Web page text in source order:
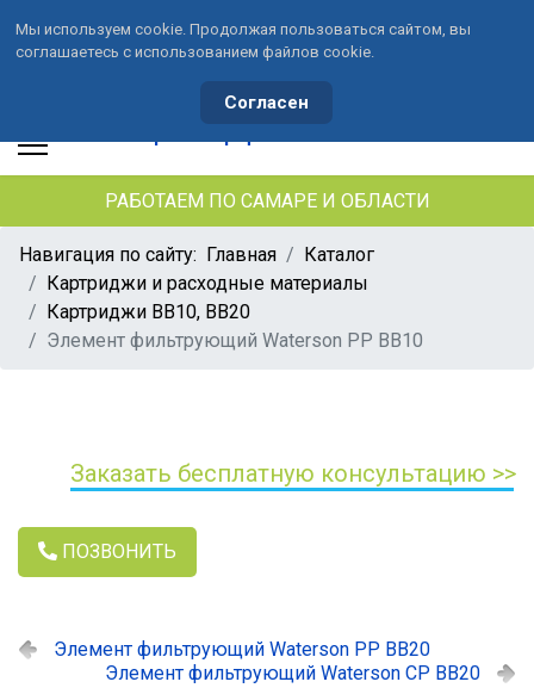
+7 (846) 33-490-33
+7 (991) 459-10-34
waterson-s@ya.ru
РАБОТАЕМ ПО САМАРЕ И ОБЛАСТИ
Навигация по сайту: Главная
Каталог
Картриджи и расходные материалы
Картриджи ВВ10, ВВ20
Элемент фильтрующий Waterson PP BB10
Заказать бесплатную консультацию >>
ПОЗВОНИТЬ
Элемент фильтрующий Waterson PP BB20
Элемент фильтрующий Waterson CP BB20
Мы используем cookie. Продолжая пользоваться сайтом, вы
соглашаетесь с использованием файлов cookie.
Согласен